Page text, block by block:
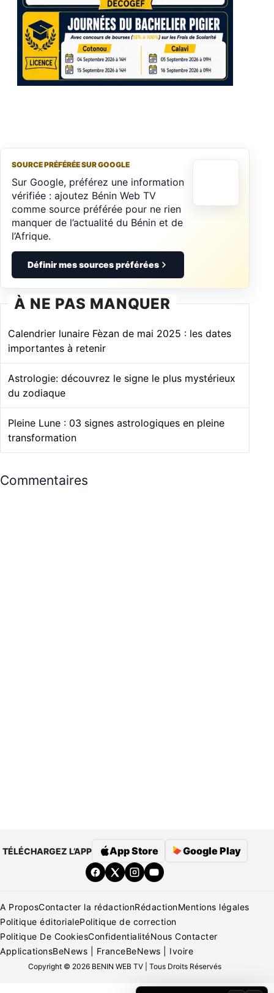
SOURCE PRÉFÉRÉE SUR GOOGLE
Sur Google, préférez une information
vérifiée : ajoutez Bénin Web TV
comme source préférée pour ne rien
manquer de l’actualité du Bénin et de
l’Afrique.
Définir mes sources préférées
À NE PAS MANQUER
Calendrier lunaire Fèzan de mai 2025 : les dates
importantes à retenir
Astrologie: découvrez le signe le plus mystérieux
du zodiaque
Pleine Lune : 03 signes astrologiques en pleine
transformation
Commentaires
TÉLÉCHARGEZ L’APP App Store Google Play
A ProposContacter la rédactionRédactionMentions légales
Politique éditorialePolitique de correction
Politique De CookiesConfidentialitéNous Contacter
ApplicationsBeNews | FranceBeNews | Ivoire
Copyright © 2026 BENIN WEB TV | Tous Droits Réservés